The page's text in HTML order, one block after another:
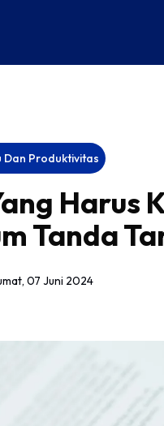
Dan Produktivitas
Harus
Tanda
07 Juni 2024